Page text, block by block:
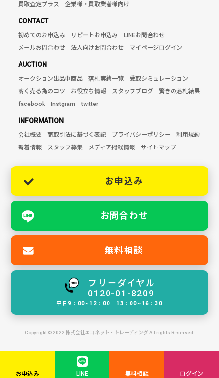
買取査定プラス
企業様・買取業者様向け
CONTACT
初めてのお申込み リピートお申込み
LINEお問合わせ
メールお問合わせ
法人向けお問合わせ マイページログイン
AUCTION
オークション出品中商品 落札実績一覧
受取シミュレーション
高く売る為のコツ
お役立ち情報 スタッフブログ
驚きの落札結果
facebook
Instgram twitter
INFORMATION
会社概要 商取引法に基づく表記 プライバシーポリシー
利用規約
新着情報
スタッフ募集 メディア掲載情報 サイトマップ
お申込み
お問合わせ
無料相談
フリーダイヤル
0120-01-8209
平日9：00~12：00 13：00~16：30
Copyright © 2022 株式会社エコネット・トレーディング All rights Reserved.
お申込み LINE 無料相談 ログイン